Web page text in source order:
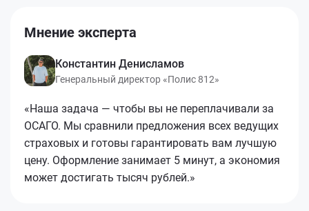
Мнение эксперта
Константин Денисламов
Генеральный директор «Полис 812»
«Наша задача — чтобы вы не переплачивали за
ОСАГО. Мы сравнили предложения всех ведущих
страховых и готовы гарантировать вам лучшую
цену. Оформление занимает 5 минут, а экономия
может достигать тысяч рублей.»